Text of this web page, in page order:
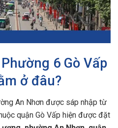
6 Gò Vấp
ở đâu?
An Nhơn được sáp nhập từ
quận Gò Vấp hiện được đặt